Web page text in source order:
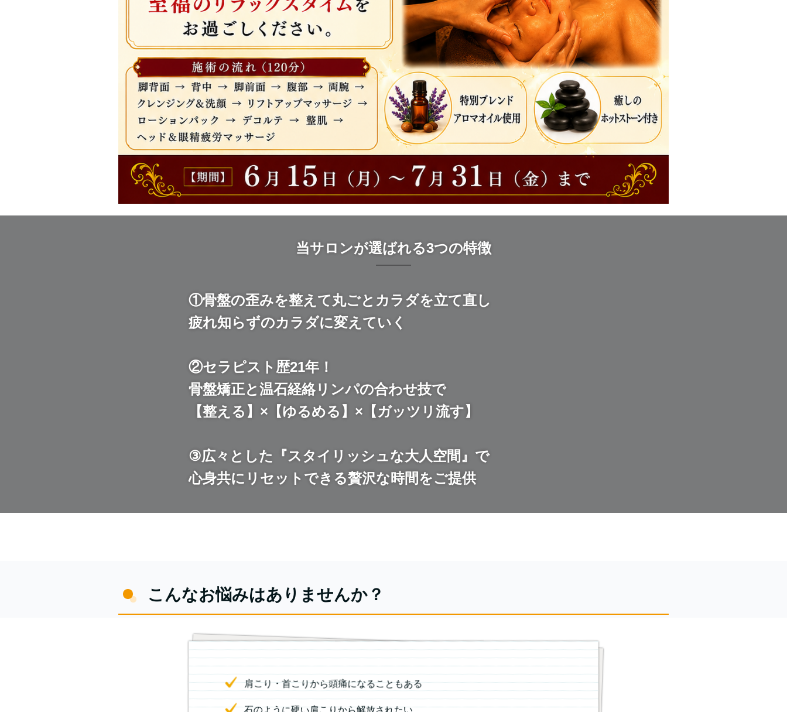
当サロンが選ばれる3つの特徴
①骨盤の歪みを整えて丸ごとカラダを立て直し
疲れ知らずのカラダに変えていく
②セラピスト歴21年！
骨盤矯正と温石経絡リンパの合わせ技で
【整える】×【ゆるめる】×【ガッツリ流す】
③広々とした『スタイリッシュな大人空間』で
心身共にリセットできる贅沢な時間をご提供
こんなお悩みはありませんか？
肩こり・首こりから頭痛になることもある
石のように硬い肩こりから解放されたい